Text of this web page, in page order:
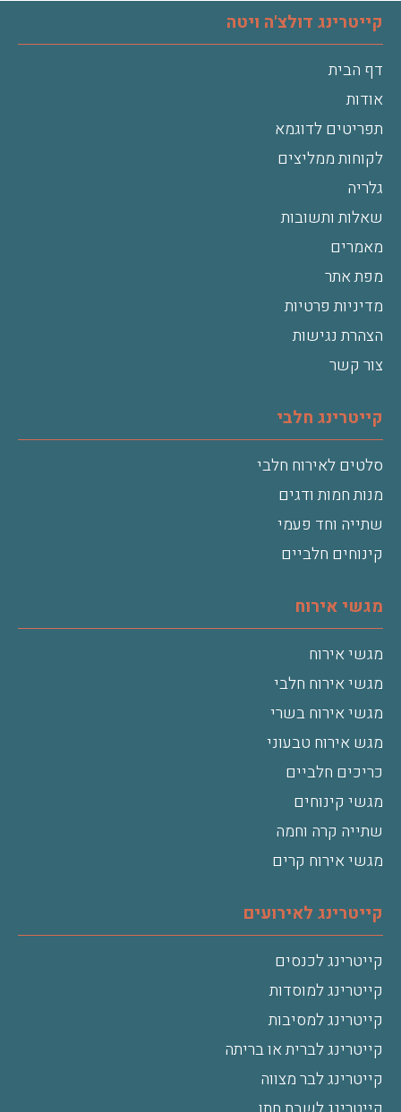
קייטרינג דולצ'ה ויטה
דף הבית
אודות
תפריטים לדוגמא
לקוחות ממליצים
גלריה
שאלות ותשובות
מאמרים
מפת אתר
מדיניות פרטיות
הצהרת נגישות
צור קשר
קייטרינג חלבי
סלטים לאירוח חלבי
מנות חמות ודגים
שתייה וחד פעמי
קינוחים חלביים
מגשי אירוח
מגשי אירוח
מגשי אירוח חלבי
מגשי אירוח בשרי
מגש אירוח טבעוני
כריכים חלביים
מגשי קינוחים
שתייה קרה וחמה
מגשי אירוח קרים
קייטרינג לאירועים
קייטרינג לכנסים
קייטרינג למוסדות
קייטרינג למסיבות
קייטרינג לברית או בריתה
קייטרינג לבר מצווה